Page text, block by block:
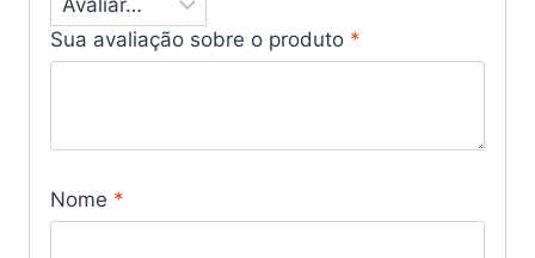
Sua avaliação sobre o produto *
Nome *